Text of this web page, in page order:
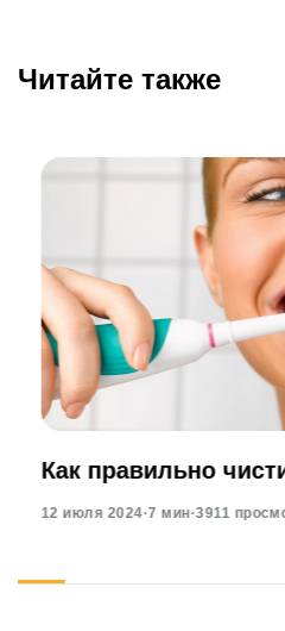
Читайте также
Как правильно
12 июля 2024·7 мин·3911